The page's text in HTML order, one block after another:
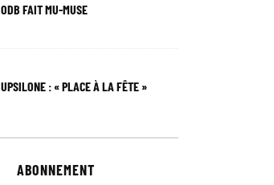
ODB FAIT MU-MUSE
UPSILONE : « PLACE À LA FÊTE »
ABONNEMENT